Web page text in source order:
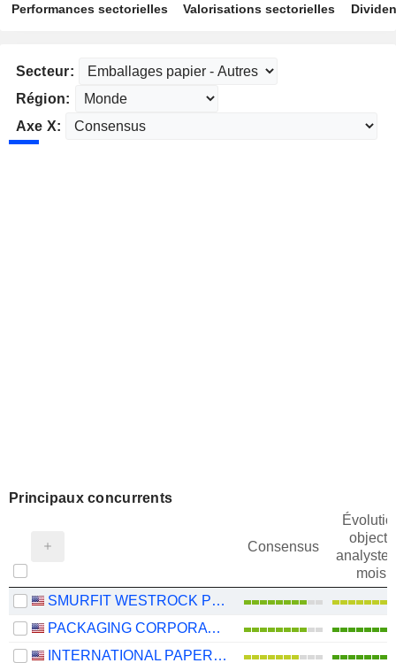
Performances sectorielles Valorisations sectorielles
Secteur:
Région:
Axe X:
Principaux concurrents
Consensus
objectif
mois
SMURFIT WESTROCK PLC
PACKAGING CORPORATION OF AMERICA
INTERNATIONAL PAPER COMPANY